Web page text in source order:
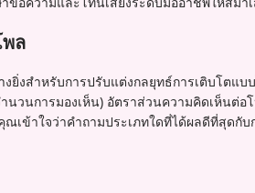
ล
งสำหรับการปรับแต่งกลยุทธ์การเติบโตแบ
วนการมองเห็น) อัตราส่วนความคิดเห็นต่อ
เข้าใจว่าคำถามประเภทใดที่ได้ผลดีที่สุดกั